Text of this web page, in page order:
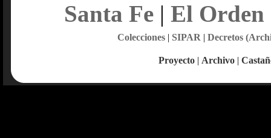
Santa Fe| El Orden
Colecciones| SIPAR | Decretos
Proyecto | Archivo |